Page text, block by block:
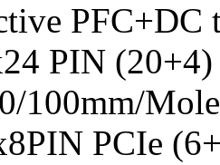
PFC+DC
PIN
100mm/
PCIe